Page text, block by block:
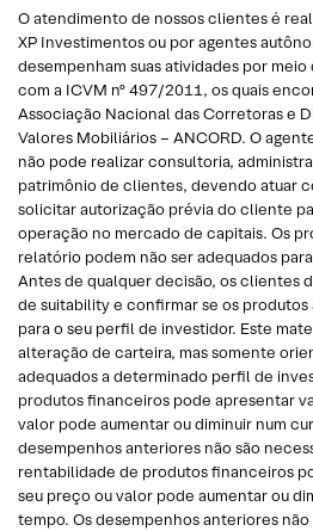
O atendimento de nossos clientes é
XP Investimentos ou por agentes
desempenham suas atividades por meio
com a ICVM nº 497/2011, os quais
Associação Nacional das Corretoras e
Valores Mobiliários – ANCORD. O
não pode realizar consultoria,
patrimônio de clientes, devendo atuar
solicitar autorização prévia do cliente
operação no mercado de capitais. Os
relatório podem não ser adequados
Antes de qualquer decisão, os clientes
de suitability e confirmar se os
para o seu perfil de investidor. Este
alteração de carteira, mas somente
adequados a determinado perfil de
produtos financeiros pode apresentar
valor pode aumentar ou diminuir num
desempenhos anteriores não são
rentabilidade de produtos financeiros
seu preço ou valor pode aumentar ou
tempo. Os desempenhos anteriores